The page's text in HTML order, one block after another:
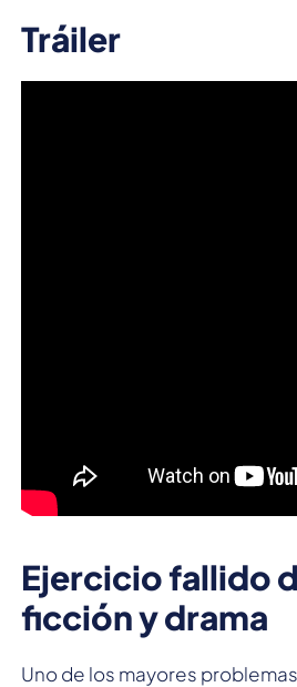
Tráiler
Ejercicio fallido
ficción y drama
Uno de los mayores